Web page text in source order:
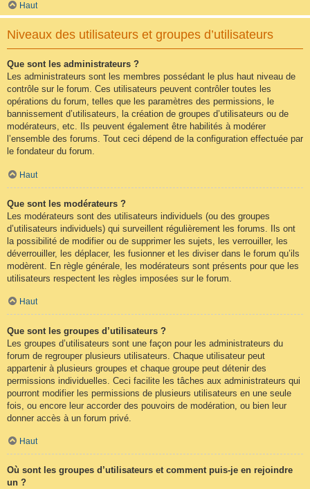
Haut
Niveaux des utilisateurs et groupes d’utilisateurs
Que sont les administrateurs ?
Les administrateurs sont les membres possédant le plus haut niveau de
contrôle sur le forum. Ces utilisateurs peuvent contrôler toutes les
opérations du forum, telles que les paramètres des permissions, le
bannissement d’utilisateurs, la création de groupes d’utilisateurs ou de
modérateurs, etc. Ils peuvent également être habilités à modérer
l’ensemble des forums. Tout ceci dépend de la configuration effectuée par
le fondateur du forum.
Haut
Que sont les modérateurs ?
Les modérateurs sont des utilisateurs individuels (ou des groupes
d’utilisateurs individuels) qui surveillent régulièrement les forums. Ils ont
la possibilité de modifier ou de supprimer les sujets, les verrouiller, les
déverrouiller, les déplacer, les fusionner et les diviser dans le forum qu’ils
modèrent. En règle générale, les modérateurs sont présents pour que les
utilisateurs respectent les règles imposées sur le forum.
Haut
Que sont les groupes d’utilisateurs ?
Les groupes d’utilisateurs sont une façon pour les administrateurs du
forum de regrouper plusieurs utilisateurs. Chaque utilisateur peut
appartenir à plusieurs groupes et chaque groupe peut détenir des
permissions individuelles. Ceci facilite les tâches aux administrateurs qui
pourront modifier les permissions de plusieurs utilisateurs en une seule
fois, ou encore leur accorder des pouvoirs de modération, ou bien leur
donner accès à un forum privé.
Haut
Où sont les groupes d’utilisateurs et comment puis-je en rejoindre
un ?